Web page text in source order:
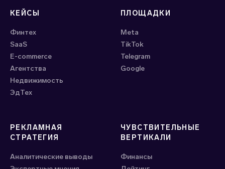
КЕЙСЫ
Финтех
SaaS
E-commerce
Агентства
Недвижимость
ЭдТех
ПЛОЩАДКИ
Meta
ТikTok
Telegram
Google
РЕКЛАМНАЯ
СТРАТЕГИЯ
Аналитические выводы
ЧУВСТВИТЕЛЬНЫЕ
ВЕРТИКАЛИ
Финансы